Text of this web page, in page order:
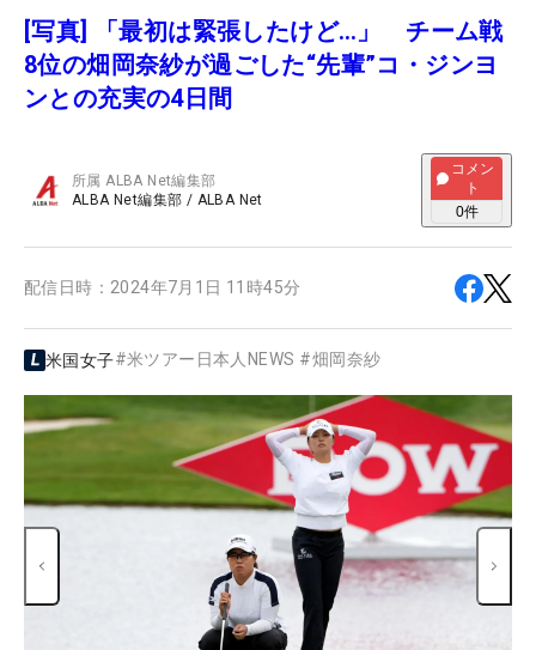
[写真] 「最初は緊張したけど…」 チーム戦
8位の畑岡奈紗が過ごした“先輩”コ・ジンヨ
ンとの充実の4日間
所属ALBA Net編集部
ALBA Net編集部 / ALBA Net
コメン
ト
0件
配信日時： 2024年7月1日 11時45分
米国女子#米ツアー日本人NEWS #畑岡奈紗